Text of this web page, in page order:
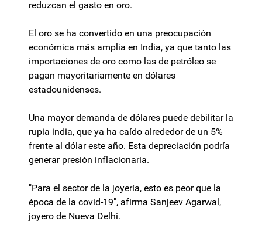
reduzcan el gasto en oro.
El oro se ha convertido en una preocupación
económica más amplia en India, ya que tanto las
importaciones de oro como las de petróleo se
pagan mayoritariamente en dólares
estadounidenses.
Una mayor demanda de dólares puede debilitar la
rupia india, que ya ha caído alrededor de un 5%
frente al dólar este año. Esta depreciación podría
generar presión inflacionaria.
"Para el sector de la joyería, esto es peor que la
época de la covid-19", afirma Sanjeev Agarwal,
joyero de Nueva Delhi.